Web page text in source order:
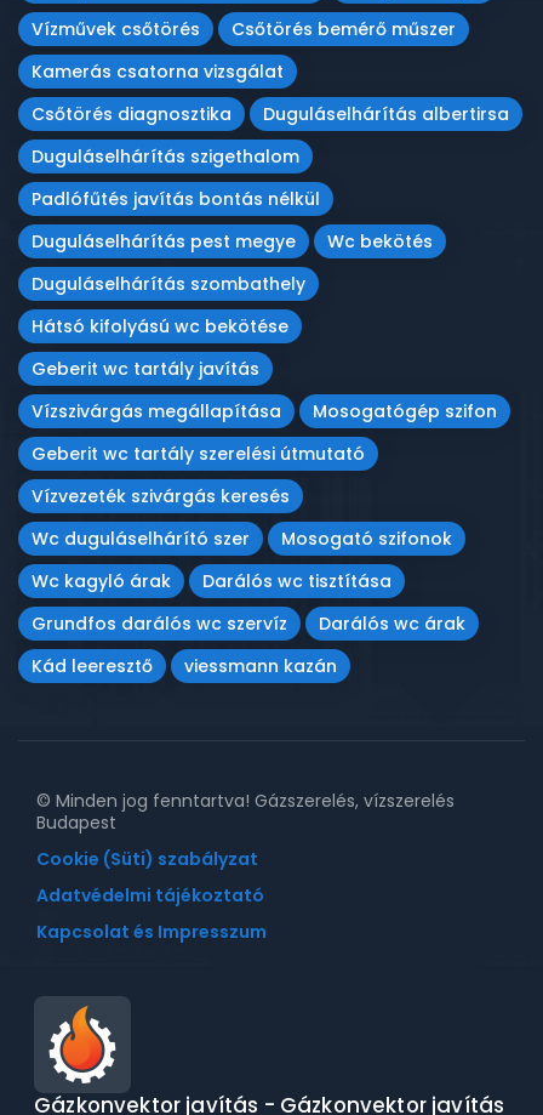
Vízművek csőtörés
Csőtörés bemérő műszer
Kamerás csatorna vizsgálat
Csőtörés diagnosztika
Duguláselhárítás albertirsa
Duguláselhárítás szigethalom
Padlófűtés javítás bontás nélkül
Duguláselhárítás pest megye
Wc bekötés
Duguláselhárítás szombathely
Hátsó kifolyású wc bekötése
Geberit wc tartály javítás
Vízszivárgás megállapítása
Mosogatógép szifon
Geberit wc tartály szerelési útmutató
Vízvezeték szivárgás keresés
Wc duguláselhárító szer
Mosogató szifonok
Wc kagyló árak
Darálós wc tisztítása
Grundfos darálós wc szervíz
Darálós wc árak
Kád leeresztő
viessmann kazán
© Minden jog fenntartva! Gázszerelés, vízszerelés
Budapest
Cookie (Süti) szabályzat
Adatvédelmi tájékoztató
Kapcsolat és Impresszum
Gázkonvektor javítás - Gázkonvektor javítás